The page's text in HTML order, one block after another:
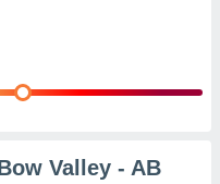
Valley - AB